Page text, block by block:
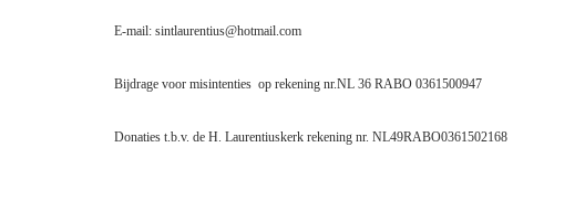
E-mail: sintlaurentius@hotmail.com
Bijdrage voor misintenties op rekening nr.NL 36 RABO 0361500947
Donaties t.b.v. de H. Laurentiuskerk rekening nr. NL49RABO0361502168